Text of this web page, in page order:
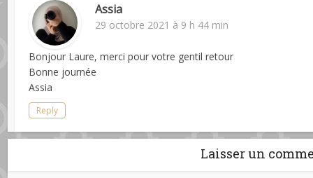
Assia
29 octobre 2021 à 9 h 44 min
Bonjour Laure, merci pour votre gentil retour
Bonne journée
Assia
Reply
Laisser un